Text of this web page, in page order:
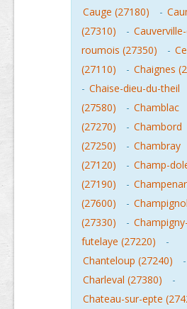
Cauge (27180)
-
(27310)
-
roumois (27350)
-
(27110)
- Chaignes
- Chaise-dieu-du-theil
(27580)
- Chamblac
(27270)
- Chambord
(27250)
- Chambray
(27120)
- Champ-
(27190)
-
(27600)
-
(27330)
-
futelaye (27220)
-
Chanteloup (27240)
-
Charleval (27380)
-
Chateau-sur-epte